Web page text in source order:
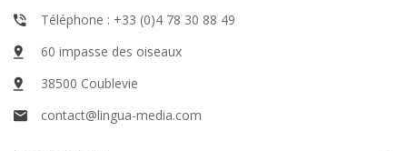
Téléphone : +33 (0)4 78 30 88 49
60 impasse des oiseaux
38500 Coublevie
contact@lingua-media.com